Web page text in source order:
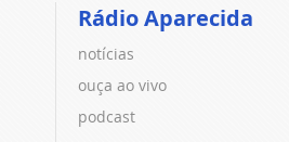
Rádio Aparecida
notícias
ouça ao vivo
podcast